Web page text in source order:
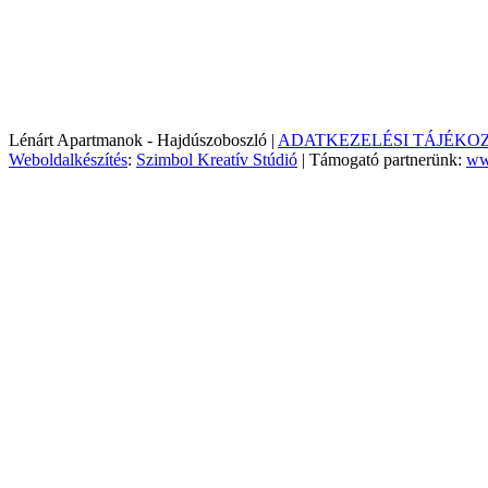
Lénárt Apartmanok - Hajdúszoboszló | ADATKEZELÉSI
Weboldalkészítés: Szimbol Kreatív Stúdió | Támogató partnerünk: